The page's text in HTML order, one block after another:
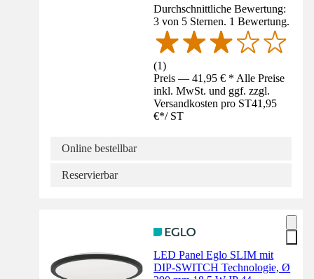
Durchschnittliche Bewertung:
3 von 5 Sternen. 1 Bewertung.
(1)
Preis — 41,95 € * Alle Preise
inkl. MwSt. und ggf. zzgl.
Versandkosten pro ST41,95
€*/ ST
Online bestellbar
Reservierbar
LED Panel Eglo SLIM mit
DIP-SWITCH Technologie, Ø